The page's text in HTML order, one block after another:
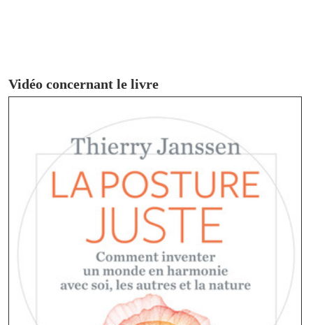
Vidéo concernant le livre